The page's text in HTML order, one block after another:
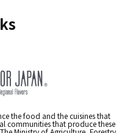
the food and the cuisines that
communities that produce these